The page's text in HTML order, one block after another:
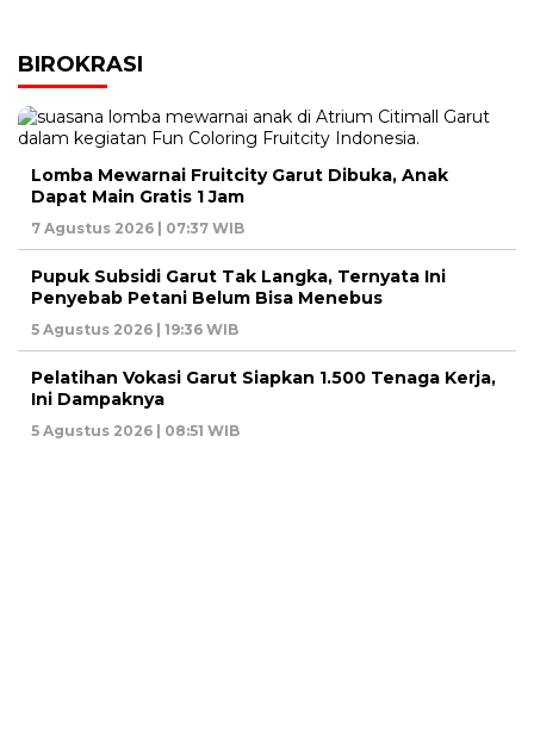
BIROKRASI
Lomba Mewarnai Fruitcity Garut Dibuka, Anak
Dapat Main Gratis 1 Jam
7 Agustus 2026 | 07:37 WIB
Pupuk Subsidi Garut Tak Langka, Ternyata Ini
Penyebab Petani Belum Bisa Menebus
5 Agustus 2026 | 19:36 WIB
Pelatihan Vokasi Garut Siapkan 1.500 Tenaga Kerja,
Ini Dampaknya
5 Agustus 2026 | 08:51 WIB